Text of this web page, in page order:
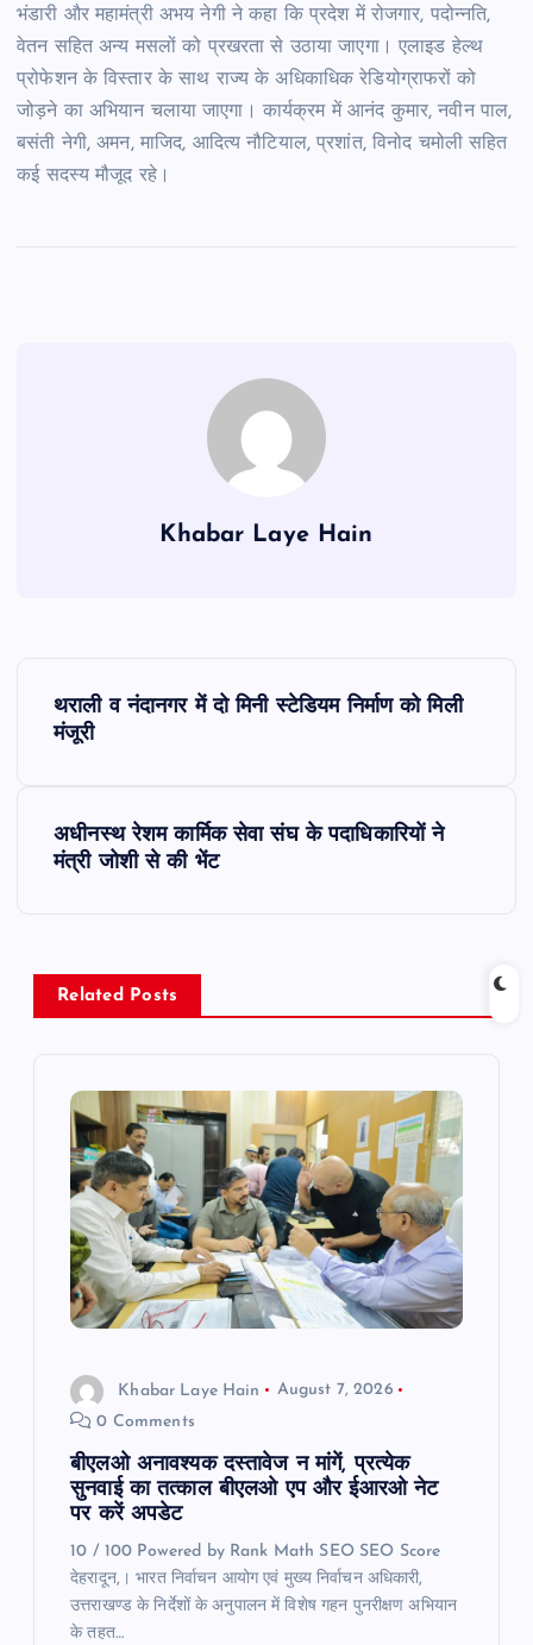
भंडारी और महामंत्री अभय नेगी ने कहा कि प्रदेश में रोजगार, पदोन्नति,
वेतन सहित अन्य मसलों को प्रखरता से उठाया जाएगा। एलाइड हेल्थ
प्रोफेशन के विस्तार के साथ राज्य के अधिकाधिक रेडियोग्राफरों को
जोड़ने का अभियान चलाया जाएगा। कार्यक्रम में आनंद कुमार, नवीन पाल,
बसंती नेगी, अमन, माजिद, आदित्य नौटियाल, प्रशांत, विनोद चमोली सहित
कई सदस्य मौजूद रहे।
Khabar Laye Hain
a
v
थराली व नंदानगर में दो मिनी स्टेडियम निर्माण को मिली
मंजूरी
अधीनस्थ रेशम कार्मिक सेवा संघ के पदाधिकारियों ने
मंत्री जोशी से की भेंट
Related Posts
Khabar Laye Hain
August 7, 2026
0 Comments
बीएलओ अनावश्यक दस्तावेज न मांगें, प्रत्येक
सुनवाई का तत्काल बीएलओ एप और ईआरओ नेट
पर करें अपडेट
10 / 100 Powered by Rank Math SEO SEO Score
देहरादून,। भारत निर्वाचन आयोग एवं मुख्य निर्वाचन अधिकारी,
उत्तराखण्ड के निर्देशों के अनुपालन में विशेष गहन पुनरीक्षण अभियान
के तहत…